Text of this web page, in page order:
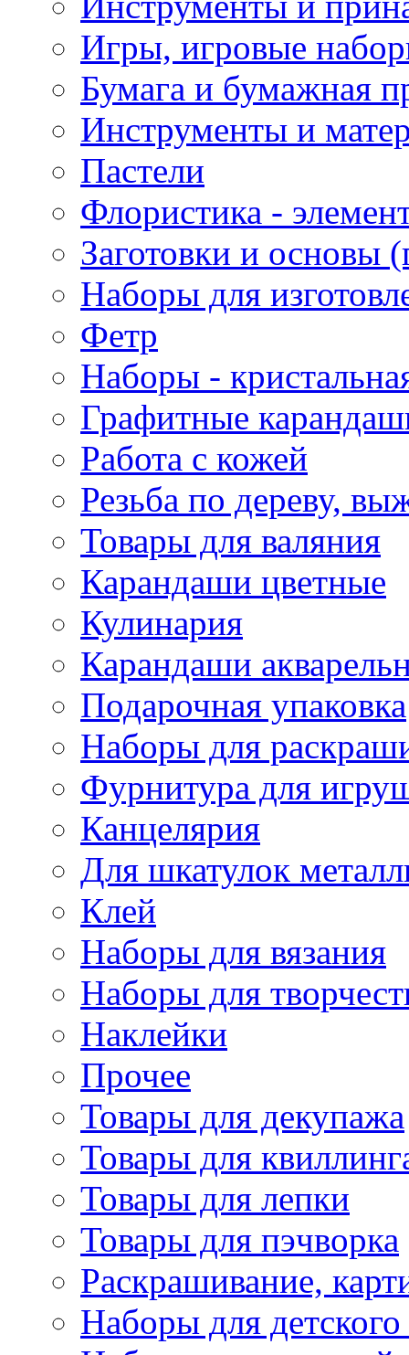
Игры, игровые
Бумага и бумажная
Инструменты и
Пастели
Флористика -
Заготовки и основы
Наборы для
Фетр
Наборы -
Графитные
Работа с кожей
Резьба по дереву,
Товары для валяния
Карандаши цветные
Кулинария
Карандаши
Подарочная упаковка
Наборы для
Фурнитура для
Канцелярия
Для шкатулок
Клей
Наборы для вязания
Наборы для
Наклейки
Прочее
Товары для декупажа
Товары для
Товары для лепки
Товары для пэчворка
Раскрашивание,
Наборы для